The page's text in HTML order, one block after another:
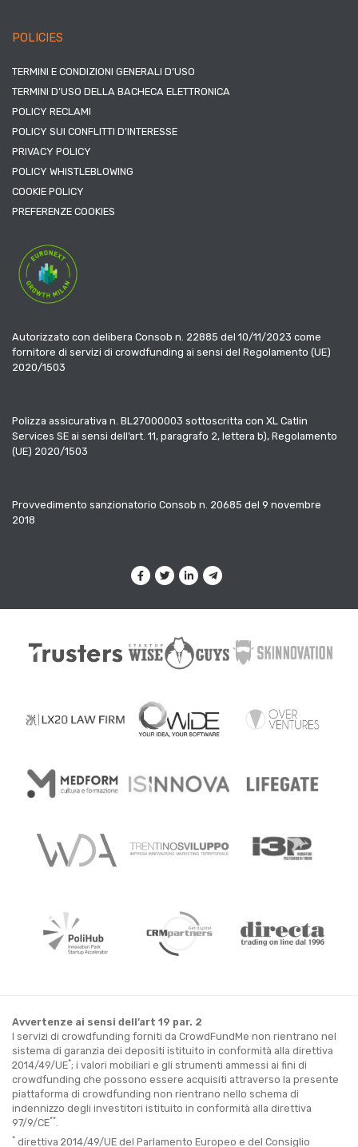
POLICIES
TERMINI E CONDIZIONI GENERALI D’USO
TERMINI D’USO DELLA BACHECA ELETTRONICA
POLICY RECLAMI
POLICY SUI CONFLITTI D’INTERESSE
PRIVACY POLICY
POLICY WHISTLEBLOWING
COOKIE POLICY
PREFERENZE COOKIES
Autorizzato con delibera Consob n. 22885 del 10/11/2023 come
fornitore di servizi di crowdfunding ai sensi del Regolamento (UE)
2020/1503
Polizza assicurativa n. BL27000003 sottoscritta con XL Catlin
Services SE ai sensi dell’art. 11, paragrafo 2, lettera b), Regolamento
(UE) 2020/1503
Provvedimento sanzionatorio Consob n. 20685 del 9 novembre
2018
Avvertenze ai sensi dell’art 19 par. 2
I servizi di crowdfunding forniti da CrowdFundMe non rientrano nel
sistema di garanzia dei depositi istituito in conformità alla direttiva
2014/49/UE*; i valori mobiliari e gli strumenti ammessi ai fini di
crowdfunding che possono essere acquisiti attraverso la presente
piattaforma di crowdfunding non rientrano nello schema di
indennizzo degli investitori istituito in conformità alla direttiva
97/9/CE**
* direttiva 2014/49/UE del Parlamento Europeo e del Consiglio